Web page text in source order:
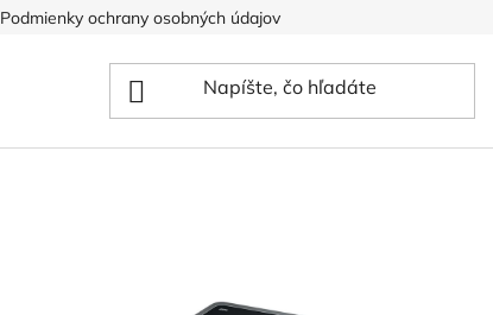
Podmienky ochrany osobných údajov